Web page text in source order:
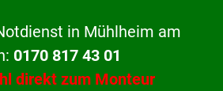
in Mühlheim am
0170 817 43 01
direkt zum Monteur